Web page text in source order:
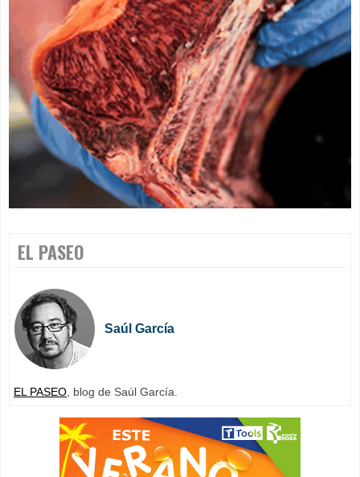
EL PASEO
Saúl García
EL PASEO, blog de Saúl García.